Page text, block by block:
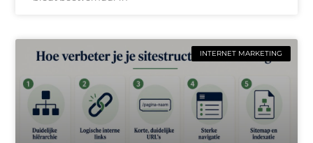
INTERNET MARKETING